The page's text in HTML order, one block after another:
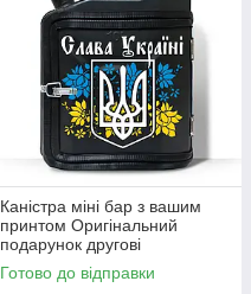
Каністра міні бар з вашим
принтом Оригінальний
подарунок другові
автовласнику автолюбителю
для гаража
Готово до відправки